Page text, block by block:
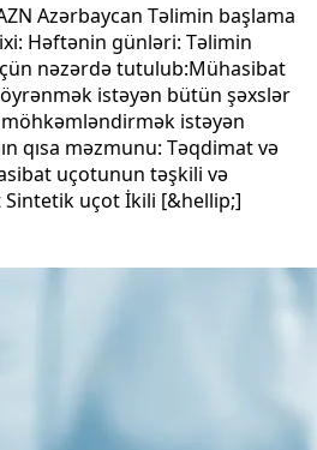
Azərbaycan Təlimin başlama
Həftənin günləri: Təlimin
nəzərdə tutulub:Mühasibat
istəyən bütün şəxslər
istəyən
qısa məzmunu​: Təqdimat və
uçotunun təşkili və
Sintetik uçot İkili [&hellip;]